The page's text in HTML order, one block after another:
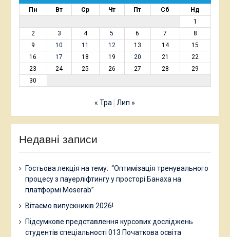
Пн Вт Ср Чт Пт Сб
Нд
1
2
3 4 5 6 7
8
9
10 11 12 13 14
15
16
17 18 19 20 21
22
23
24 25 26 27 28
29
30
« Тра Лип »
Недавні записи
Гостьова лекція на тему: “Оптимізація тренувального
процесу з пауерліфтингу у просторі Банаха на
платформі Moserab”
Вітаємо випускників 2026!
Підсумкове представлення курсових досліджень
студентів спеціальності 013 Початкова освіта